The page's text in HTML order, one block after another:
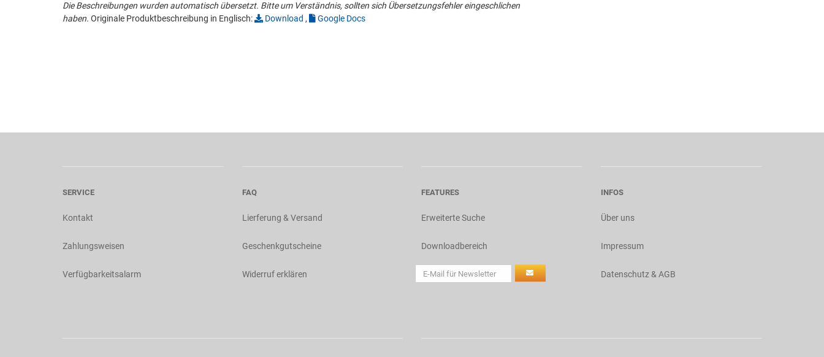
Die Beschreibungen wurden automatisch übersetzt. Bitte um Verständnis, sollten sich Übersetzungsfehler eingeschlichen
haben. Originale Produktbeschreibung in Englisch: Download , Google Docs
SERVICE
Kontakt
Zahlungsweisen
Verfügbarkeitsalarm
FAQ
Lierferung & Versand
Geschenkgutscheine
Widerruf erklären
FEATURES
Erweiterte Suche
Downloadbereich
INFOS
Über uns
Impressum
Datenschutz & AGB